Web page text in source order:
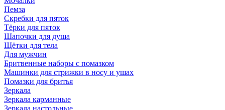
Пемза
Скребки для пяток
Тёрки для пяток
Шапочки для душа
Щётки для тела
Для мужчин
Бритвенные наборы с помазком
Машинки для стрижки в носу и ушах
Помазки для бритья
Зеркала
Зеркала карманные
Зеркала настольные